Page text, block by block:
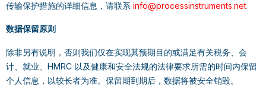
传输保护措施的详细信息，请联系 info@processinstruments.net
数据保留原则
除非另有说明，否则我们仅在实现其预期目的或满足有关税务、会
计、就业、HMRC 以及健康和安全法规的法律要求所需的时间内保留
个人信息，以较长者为准。保留期到期后，数据将被安全销毁。